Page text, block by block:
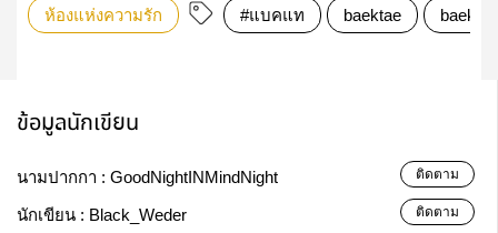
ห้องแห่งความรัก #แบคแท baektae
ข้อมูลนักเขียน
นามปากกา : GoodNightINMindNight ติดตาม
นักเขียน : Black_Weder ติดตาม